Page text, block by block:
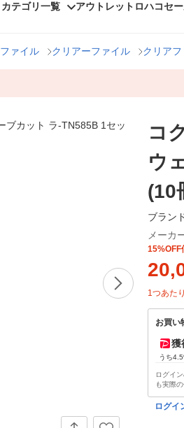
カテゴリ一覧 アウトレット ロハコセ
ファイル クリアーファイル クリアフ
コ
ウ
(10
ブラン
メーカ
15%OFF
1つあたり
お買い
獲
うち
ログイ
も実際
ログイ